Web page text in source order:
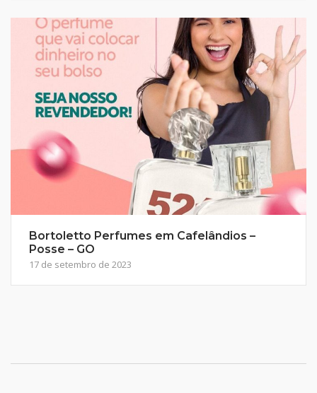
Bortoletto Perfumes em Cafelândios –
Posse – GO
17 de setembro de 2023